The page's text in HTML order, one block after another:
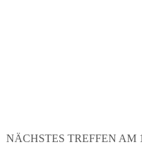
NÄCHSTES TREFFEN AM